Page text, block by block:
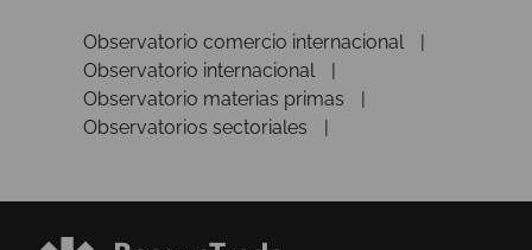
Observatorio comercio internacional
Observatorio internacional
Observatorio materias primas
Observatorios sectoriales